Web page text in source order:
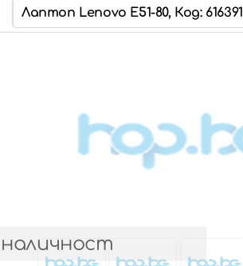
Лаптоп Lenovo E51-80, Код: 616391